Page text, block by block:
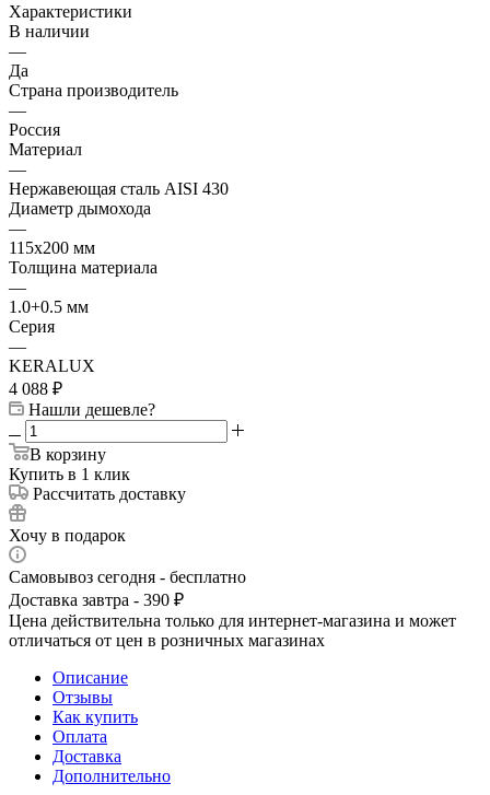
Характеристики
В наличии
—
Да
Страна производитель
—
Россия
Материал
—
Нержавеющая сталь AISI 430
Диаметр дымохода
—
115х200 мм
Толщина материала
—
1.0+0.5 мм
Серия
—
KERALUX
4 088 ₽
Нашли дешевле?
В корзину
Купить в 1 клик
Рассчитать доставку
Хочу в подарок
Самовывоз сегодня - бесплатно
Доставка завтра - 390 ₽
Цена действительна только для интернет-магазина и может
отличаться от цен в розничных магазинах
Описание
Отзывы
Как купить
Оплата
Доставка
Дополнительно